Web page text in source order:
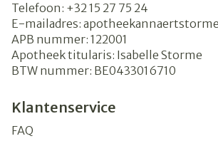
Telefoon: +32 15 27 75 24
E-mailadres:
APB nummer: 122001
Apotheek titularis: Isabelle Storme
BTW nummer: BE0433016710
Klantenservice
FAQ